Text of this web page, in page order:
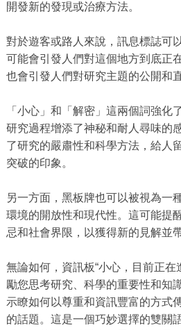
開發新的發現或治療方法。
對於遊客或路人來說，訊息標誌可
可能會引發人們對這個地方到底正
也會引發人們對研究主題的公開和
「小心」和「解密」這兩個詞強化
研究過程增添了神秘和耐人尋味的
了研究的嚴肅性和科學方法，給人
突破的印象。
另一方面，黑板牌也可以被視為一
環境的開放性和現代性。這可能提
忌和社會界限，以獲得新的見解並
無論如何，資訊板“小心，目前正在
勵您思考研究、科學的重要性和知
示瞭如何以尊重和資訊豐富的方式
的話題。這是一個巧妙選擇的雙關